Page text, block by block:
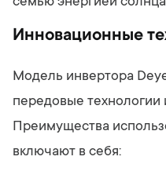
Инновационные
Модель инвертора
передовые
Преимущества
включают в себя: